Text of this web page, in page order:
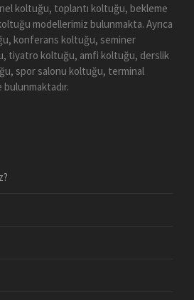
koltuğu, toplantı koltuğu, bekleme
modellerimiz bulunmakta. Ayrıca
konferans koltuğu, seminer
tiyatro koltuğu, amfi koltuğu, derslik
spor salonu koltuğu, terminal